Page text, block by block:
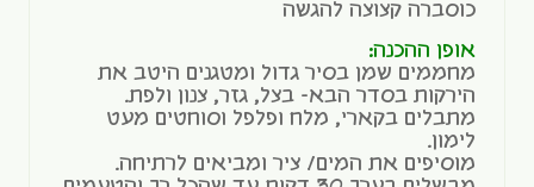
כוסברה קצוצה להגשה
אופן ההכנה:
מחממים שמן בסיר גדול ומטגנים היטב את
הירקות בסדר הבא- בצל, גזר, צנון ולפת.
מתבלים בקארי, מלח ופלפל וסוחטים מעט
לימון.
מוסיפים את המים/ ציר ומביאים לרתיחה.